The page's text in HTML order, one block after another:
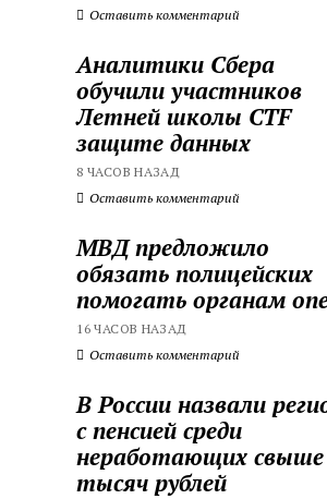
Оставить комментарий
Аналитики Сбера
обучили участников
Летней школы CTF
защите данных
8 ЧАСОВ НАЗАД
Оставить комментарий
МВД предложило
обязать полицейских
помогать органам
16 ЧАСОВ НАЗАД
Оставить комментарий
В России назвали
с пенсией среди
неработающих
тысяч рублей